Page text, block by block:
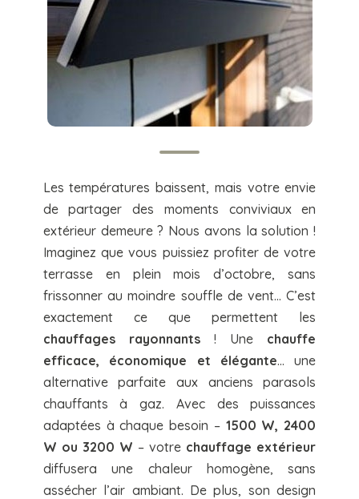
Les températures baissent, mais votre envie
de partager des moments conviviaux en
extérieur demeure ? Nous avons la solution !
Imaginez que vous puissiez profiter de votre
terrasse en plein mois d’octobre, sans
frissonner au moindre souffle de vent… C’est
exactement ce que permettent les
chauffages rayonnants! Une chauffe
efficace, économique et élégante… une
alternative parfaite aux anciens parasols
chauffants à gaz. Avec des puissances
adaptées à chaque besoin – 1500 W, 2400
W ou 3200 W – votre chauffage extérieur
diffusera une chaleur homogène, sans
assécher l’air ambiant. De plus, son design